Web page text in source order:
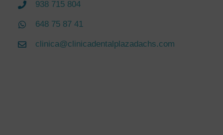
938 715 804
648 75 87 41
clinica@clinicadentalplazadachs.com